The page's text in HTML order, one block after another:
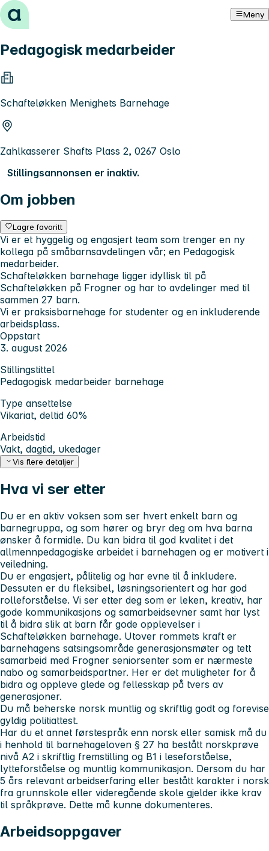
Hopp til innhold Meny
Pedagogisk medarbeider
Schafteløkken Menighets Barnehage
Zahlkasserer Shafts Plass 2, 0267 Oslo
Stillingsannonsen er inaktiv.
Om jobben
Lagre favoritt
Vi er et hyggelig og engasjert team som trenger en ny
kollega på småbarnsavdelingen vår; en Pedagogisk
medarbeider.
Schafteløkken barnehage ligger idyllisk til på
Schafteløkken på Frogner og har to avdelinger med til
sammen 27 barn.
Vi er praksisbarnehage for studenter og en inkluderende
arbeidsplass.
Oppstart
3. august 2026
Stillingstittel
Pedagogisk medarbeider barnehage
Type ansettelse
Vikariat, deltid 60%
Arbeidstid
Vakt, dagtid, ukedager
Vis flere detaljer
Hva vi ser etter
Du er en aktiv voksen som ser hvert enkelt barn og
barnegruppa, og som hører og bryr deg om hva barna
ønsker å formidle. Du kan bidra til god kvalitet i det
allmennpedagogiske arbeidet i barnehagen og er motivert i
veiledning.
Du er engasjert, pålitelig og har evne til å inkludere.
Dessuten er du fleksibel, løsningsorientert og har god
rolleforståelse. Vi ser etter deg som er leken, kreativ, har
gode kommunikasjons og samarbeidsevner samt har lyst
til å bidra slik at barn får gode opplevelser i
Schafteløkken barnehage. Utover rommets kraft er
barnehagens satsingsområde generasjonsmøter og tett
samarbeid med Frogner seniorsenter som er nærmeste
nabo og samarbeidspartner. Her er det muligheter for å
bidra og oppleve glede og fellesskap på tvers av
generasjoner.
Du må beherske norsk muntlig og skriftlig godt og forevise
gyldig politiattest.
Har du et annet førstespråk enn norsk eller samisk må du
i henhold til barnehageloven § 27 ha bestått norskprøve
nivå A2 i skriftlig fremstilling og B1 i leseforståelse,
lytteforståelse og muntlig kommunikasjon. Dersom du har
5 års relevant arbeidserfaring eller bestått karakter i norsk
fra grunnskole eller videregående skole gjelder ikke krav
til språkprøve. Dette må kunne dokumenteres.
Arbeidsoppgaver